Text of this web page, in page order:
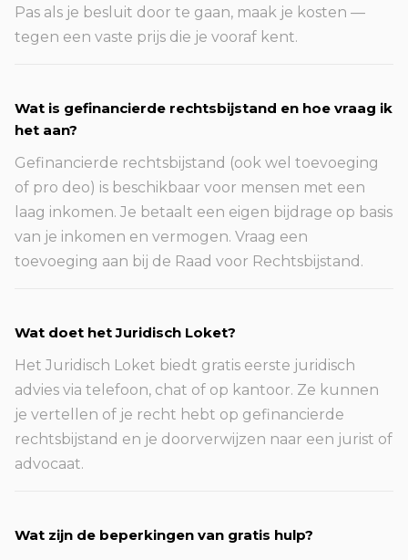
Pas als je besluit door te gaan, maak je kosten —
tegen een vaste prijs die je vooraf kent.
Wat is gefinancierde rechtsbijstand en hoe vraag ik
het aan?
Gefinancierde rechtsbijstand (ook wel toevoeging
of pro deo) is beschikbaar voor mensen met een
laag inkomen. Je betaalt een eigen bijdrage op basis
van je inkomen en vermogen. Vraag een
toevoeging aan bij de Raad voor Rechtsbijstand.
Wat doet het Juridisch Loket?
Het Juridisch Loket biedt gratis eerste juridisch
advies via telefoon, chat of op kantoor. Ze kunnen
je vertellen of je recht hebt op gefinancierde
rechtsbijstand en je doorverwijzen naar een jurist of
advocaat.
Wat zijn de beperkingen van gratis hulp?